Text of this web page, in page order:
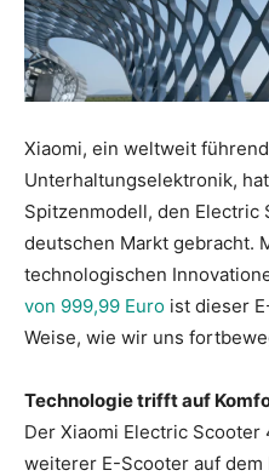
Xiaomi, ein weltweit
Unterhaltungselektronik,
Spitzenmodell, den Electric
deutschen Markt gebracht.
technologischen
von 999,99 Euro ist dieser
Weise, wie wir uns
Technologie trifft auf
Der Xiaomi Electric
weiterer E-Scooter auf dem